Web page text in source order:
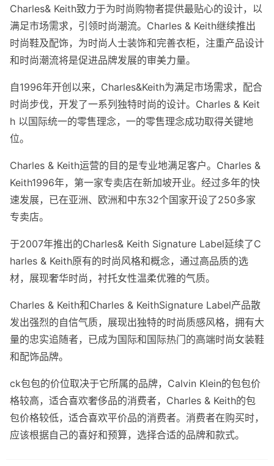
Charles& Keith致力于为时尚购物者提供最贴心的设计，以
满足市场需求，引领时尚潮流。Charles & Keith继续推出
时尚鞋及配饰，为时尚人士装饰和完善衣柜，注重产品设计
和时尚潮流将是促进品牌发展的审美力量。
自1996年开创以来，Charles&Keith为满足市场需求，配合
时尚步伐，开发了一系列独特时尚的设计。Charles & Keit
h 以国际统一的零售理念，一的零售理念成功取得关键地
位。
Charles & Keith运营的目的是专业地满足客户。Charles &
Keith1996年，第一家专卖店在新加坡开业。经过多年的快
速发展，已在亚洲、欧洲和中东32个国家开设了250多家
专卖店。
于2007年推出的Charles& Keith Signature Label延续了C
harles & Keith原有的时尚风格和概念，通过高品质的选
材，展现奢华时尚，衬托女性温柔优雅的气质。
Charles & Keith和Charles & KeithSignature Label产品散
发出强烈的自信气质，展现出独特的时尚质感风格，拥有大
量的忠实追随者，已成为国际和国际热门的高端时尚女装鞋
和配饰品牌。
ck包包的价位取决于它所属的品牌，Calvin Klein的包包价
格较高，适合喜欢奢侈品的消费者，Charles & Keith的包
包价格较低，适合喜欢平价品的消费者。消费者在购买时，
应该根据自己的喜好和预算，选择合适的品牌和款式。